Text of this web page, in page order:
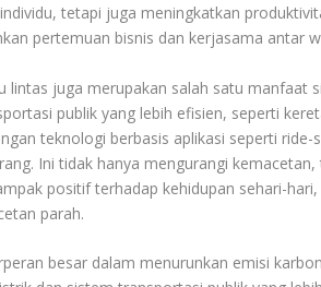
tetapi juga meningkatkan
pertemuan bisnis dan kerjasama antar
lintas juga merupakan salah satu manfaat
publik yang lebih efisien, seperti
teknologi berbasis aplikasi seperti
Ini tidak hanya mengurangi
positif terhadap kehidupan sehari-
parah.
besar dalam menurunkan emisi